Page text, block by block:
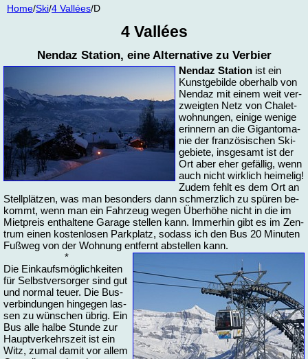
Home/Ski/4 Vallées/D
4 Vallées
Nen­daz Sta­tion, ei­ne Al­ter­na­ti­ve zu Ver­bier
Nen­daz Sta­tion ist ein
Kunst­ge­bil­de ober­halb von
Nen­daz mit ei­nem weit ver­
zweig­ten Netz von Cha­let­
woh­nun­gen, ei­ni­ge we­ni­ge
er­in­nern an die Gi­gan­to­ma­
nie der fran­zö­si­schen Ski­
ge­bie­te, ins­ge­samt ist der
Ort aber eher ge­fäl­lig, wenn
auch nicht wirk­lich hei­me­lig!
Zu­dem fehlt es dem Ort an
Stell­plät­zen, was man be­son­ders dann schmerz­lich zu spü­ren be­
kommt, wenn man ein Fahr­zeug we­gen Über­hö­he nicht in die im
Miet­preis ent­hal­te­ne Ga­ra­ge stel­len kann. Im­mer­hin gibt es im Zen­
trum ei­nen kos­ten­lo­sen Park­platz, so­dass ich den Bus 20 Mi­nu­ten
Fuß­weg von der Woh­nung ent­fernt ab­stel­len kann.
*
Die Ein­kaufs­mög­lich­kei­ten
für Selbst­ver­sor­ger sind gut
und nor­mal teu­er. Die Bus­
ver­bin­dun­gen hin­ge­gen las­
sen zu wün­schen üb­rig. Ein
Bus al­le hal­be Stun­de zur
Haupt­ver­kehrs­zeit ist ein
Witz, zu­mal da­mit vor al­lem